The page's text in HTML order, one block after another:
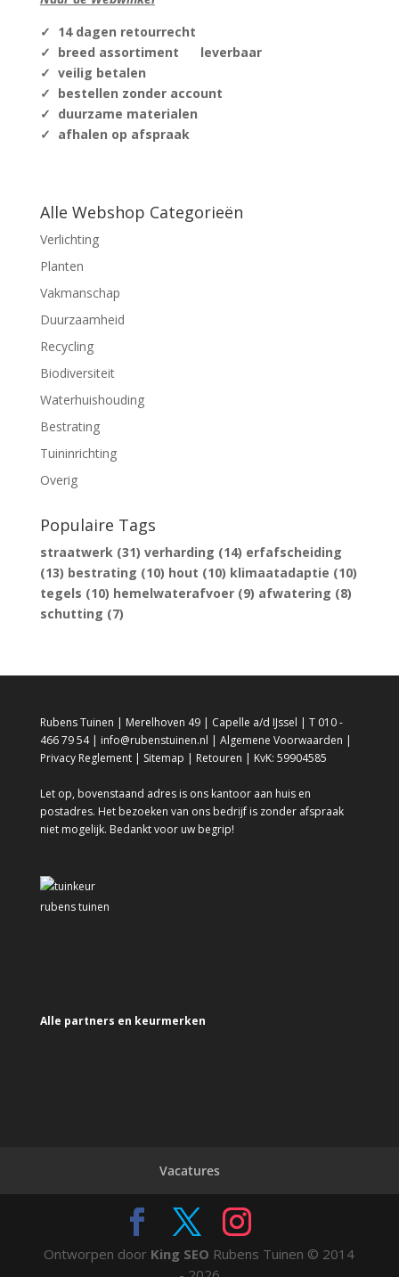
✓ 14 dagen retourrecht
✓ breed assortiment leverbaar
✓ veilig betalen
✓ bestellen zonder account
✓ duurzame materialen
✓ afhalen op afspraak
Alle Webshop Categorieën
Verlichting
Planten
Vakmanschap
Duurzaamheid
Recycling
Biodiversiteit
Waterhuishouding
Bestrating
Tuininrichting
Overig
Populaire Tags
straatwerk(31) verharding (14) erfafscheiding
(13) bestrating (10) hout (10) klimaatadaptie (10)
tegels (10) hemelwaterafvoer(9) afwatering (8)
schutting (7)
Rubens Tuinen | Merelhoven 49 | Capelle a/d IJssel | T 010 -
466 79 54 | info@rubenstuinen.nl | Algemene Voorwaarden |
Privacy Reglement| Sitemap | Retouren | KvK: 59904585
Let op, bovenstaand adres is ons kantoor aan huis en
postadres. Het bezoeken van ons bedrijf is zonder afspraak
niet mogelijk. Bedankt voor uw begrip!
Alle partners en keurmerken
Vacatures
Ontworpen door King SEO Rubens Tuinen © 2014